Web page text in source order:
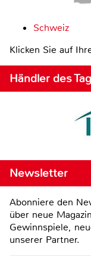
Schweiz
Klicken Sie auf
Händler des
Newsletter
Abonniere den
über neue
Gewinnspiele,
unserer Partner.